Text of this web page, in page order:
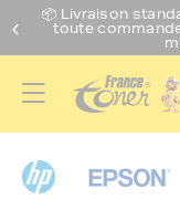
📦 Livraison
toute